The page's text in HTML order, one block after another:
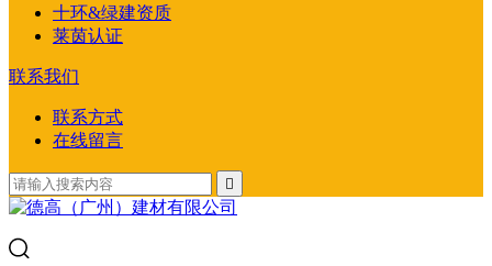
十环&绿建资质
莱茵认证
联系我们
联系方式
在线留言
